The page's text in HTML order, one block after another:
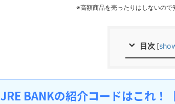
※高額商品を売ったりはしないので
目次 [
JRE BANKの紹介コードはこれ！